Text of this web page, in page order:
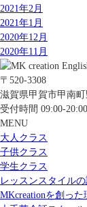
2021年2月
2021年1月
2020年12月
2020年11月
〒520-3308
滋賀県甲賀市甲南町
受付時間 09:00-20:00
MENU
大人クラス
子供クラス
学生クラス
レッスンスタイル
MKcreationを創った